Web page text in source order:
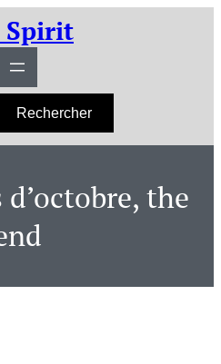
Rechercher
the